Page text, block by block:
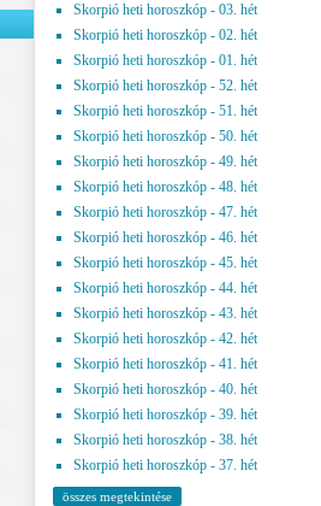
Skorpió heti horoszkóp - 03. hét
Skorpió heti horoszkóp - 02. hét
Skorpió heti horoszkóp - 01. hét
Skorpió heti horoszkóp - 52. hét
Skorpió heti horoszkóp - 51. hét
Skorpió heti horoszkóp - 50. hét
Skorpió heti horoszkóp - 49. hét
Skorpió heti horoszkóp - 48. hét
Skorpió heti horoszkóp - 47. hét
Skorpió heti horoszkóp - 46. hét
Skorpió heti horoszkóp - 45. hét
Skorpió heti horoszkóp - 44. hét
Skorpió heti horoszkóp - 43. hét
Skorpió heti horoszkóp - 42. hét
Skorpió heti horoszkóp - 41. hét
Skorpió heti horoszkóp - 40. hét
Skorpió heti horoszkóp - 39. hét
Skorpió heti horoszkóp - 38. hét
Skorpió heti horoszkóp - 37. hét
összes megtekintése